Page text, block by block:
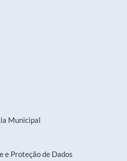
Municipal
e Proteção de Dados